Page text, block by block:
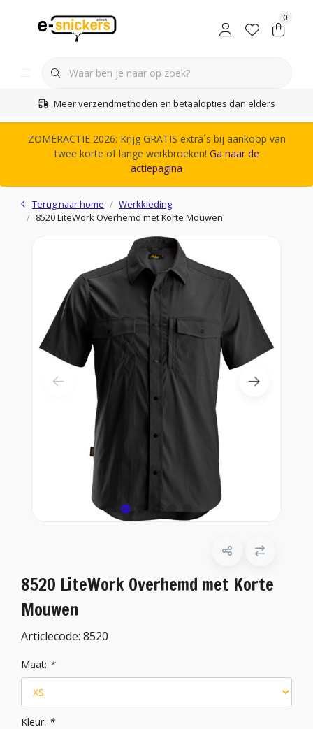
0
Meer verzendmethoden en betaalopties dan elders
ZOMERACTIE 2026: Krijg GRATIS extra´s bij aankoop van
twee korte of lange werkbroeken! Ga naar de
actiepagina
Terug naar home
Werkkleding
8520 LiteWork Overhemd met Korte Mouwen
8520 LiteWork Overhemd met Korte
Mouwen
Articlecode: 8520
Maat: *
Kleur: *